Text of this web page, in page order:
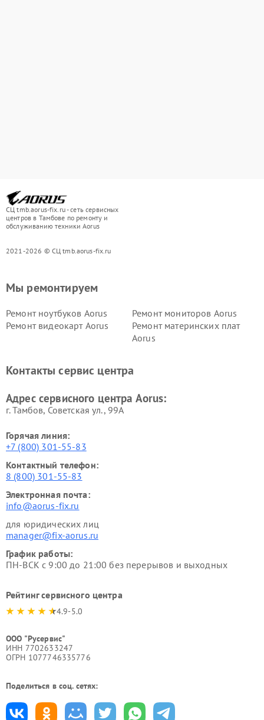
СЦ tmb.aorus-fix.ru - сеть сервисных
центров в Тамбове по ремонту и
обслуживанию техники Aorus
2021-2026 © СЦ tmb.aorus-fix.ru
Мы ремонтируем
Ремонт ноутбуков Aorus
Ремонт мониторов Aorus
Ремонт видеокарт Aorus
Ремонт материнских плат
Aorus
Контакты сервис центра
Адрес сервисного центра Aorus:
г. Тамбов, Советская ул., 99А
Горячая линия:
+7 (800) 301-55-83
Контактный телефон:
8 (800) 301-55-83
Электронная почта:
info@aorus-fix.ru
для юридических лиц
manager@fix-aorus.ru
График работы:
ПН-ВСК с 9:00 до 21:00 без перерывов и выходных
Рейтинг сервисного центра
4.9-5.0
ООО "Русервис"
ИНН 7702633247
ОГРН 1077746335776
Поделиться в соц. сетях: